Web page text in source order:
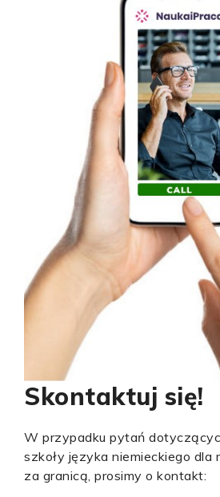
Skontaktuj się!
W przypadku pytań
szkoły języka niemieckiego dla
za granicą, prosimy o kontakt: